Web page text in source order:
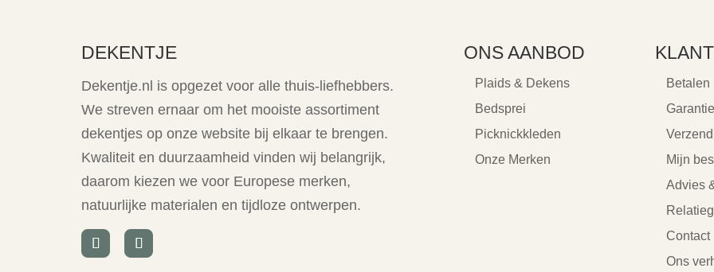
DEKENTJE
Dekentje.nl is opgezet voor alle thuis-liefhebbers.
We streven ernaar om het mooiste assortiment
dekentjes op onze website bij elkaar te brengen.
Kwaliteit en duurzaamheid vinden wij belangrijk,
daarom kiezen we voor Europese merken,
natuurlijke materialen en tijdloze ontwerpen.
ONS AANBOD
Plaids & Dekens
Bedsprei
Picknickkleden
Onze Merken
Betalen
Garantie
Mijn
Advies
Contact
Ons